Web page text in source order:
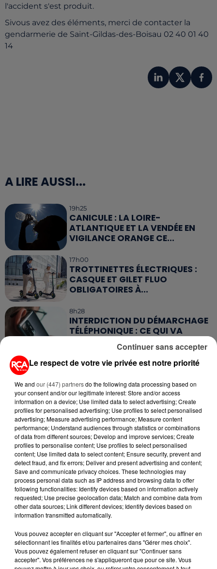
l'accident s'est produit.
Sivous avez des éléments, merci de contacter la
gendarmerie de Saint-Gildas-des-Boisau 02 40 01 40
14
A LIRE AUSSI...
19h25
CANICULE : LA LOIRE-
ATLANTIQUE ET LA VENDÉE EN
VIGILANCE ORANGE CE...
17h00
TROTTINETTES ÉLECTRIQUES :
CASQUE ET GILET FLUO
OBLIGATOIRES À...
8h28
INTERDICTION DU DÉMARCHAGE
TÉLÉPHONIQUE : CE QUI VA
CHANGER POUR...
7 août 2026
VRAIMENT OBLIGATOIRE DE
MANGER LE MATIN ?
7 août 2026
WEEK-END ROUGE SUR LES
ROUTES : LE GRAND OUEST SE
PRÉPARE À UN...
6 août 2026
MÉGOTS ET FEUX DE FORÊT : LES
INDUSTRIELS DU TABAC BIENTÔT
TAXÉS...
RETROUVEZ TOUTE L'ACTU DE LA RÉGION ET
RECEVEZ LES ALERTES INFOS DE LA RÉDACTION
Le respect de votre vie privée est notre priorité
We and our (447) partnersdo the following data processing based on
your consent and/or our legitimate interest: Store and/or access
information on a device; Use limited data to select advertising; Create
profiles for personalised advertising; Use profiles to select personalised
advertising; Measure advertising performance; Measure content
performance; Understand audiences through statistics or combinations
of data from different sources; Develop and improve services; Create
profiles to personalise content; Use profiles to select personalised
content; Use limited data to select content; Ensure security, prevent and
detect fraud, and fix errors; Deliver and present advertising and content;
Save and communicate privacy choices. These technologies may
process personal data such as IP address and browsing data to offer
following functionalities: Identify devices based on information actively
requested; Use precise geolocation data; Match and combine data from
other data sources; Link different devices; Identify devices based on
information transmitted automatically.
Vous pouvez accepter en cliquant sur "Accepter et fermer", ou affiner en
sélectionnant les finalités et/ou partenaires dans "Gérer mes choix".
Vous pouvez également refuser en cliquant sur "Continuer sans
accepter". Vos préférences ne s'appliqueront que pour ce site. Vous
Continuer sans accepter